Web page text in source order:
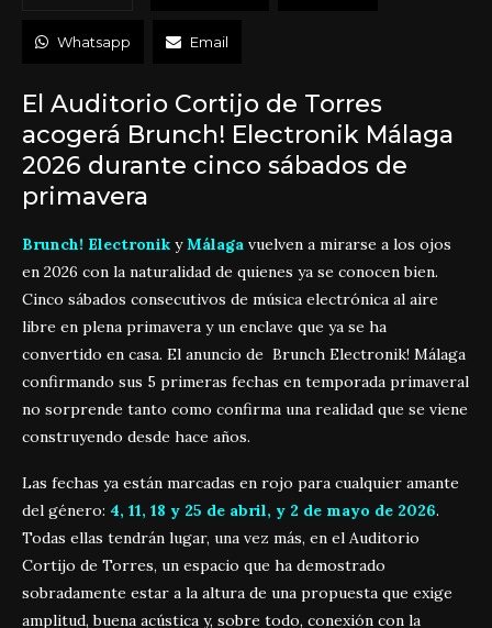
Whatsapp Email
El Auditorio Cortijo de Torres
acogerá Brunch! Electronik Málaga
2026 durante cinco sábados de
primavera
Brunch! Electronik yMálaga vuelven a mirarse a los ojos
en 2026 con la naturalidad de quienes ya se conocen bien.
Cinco sábados consecutivos de música electrónica al aire
libre en plena primavera y un enclave que ya se ha
convertido en casa. El anuncio de Brunch Electronik! Málaga
confirmando sus 5 primeras fechas en temporada primaveral
no sorprende tanto como confirma una realidad que se viene
construyendo desde hace años.
Las fechas ya están marcadas en rojo para cualquier amante
del género: 4, 11, 18 y 25 de abril, y 2 de mayo de 2026.
Todas ellas tendrán lugar, una vez más, en el Auditorio
Cortijo de Torres, un espacio que ha demostrado
sobradamente estar a la altura de una propuesta que exige
amplitud, buena acústica y, sobre todo, conexión con la